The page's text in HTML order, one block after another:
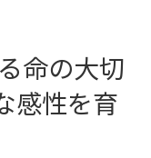
命の大切
感性を育